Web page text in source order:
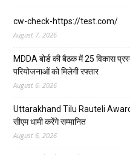
cw-check-https://test.com/
August 7, 2026
MDDA बोर्ड की बैठक में 25 विकास
परियोजनाओं को मिलेगी रफ्तार
August 6, 2026
Uttarakhand Tilu Rauteli
सीएम धामी करेंगे सम्मानित
August 6, 2026